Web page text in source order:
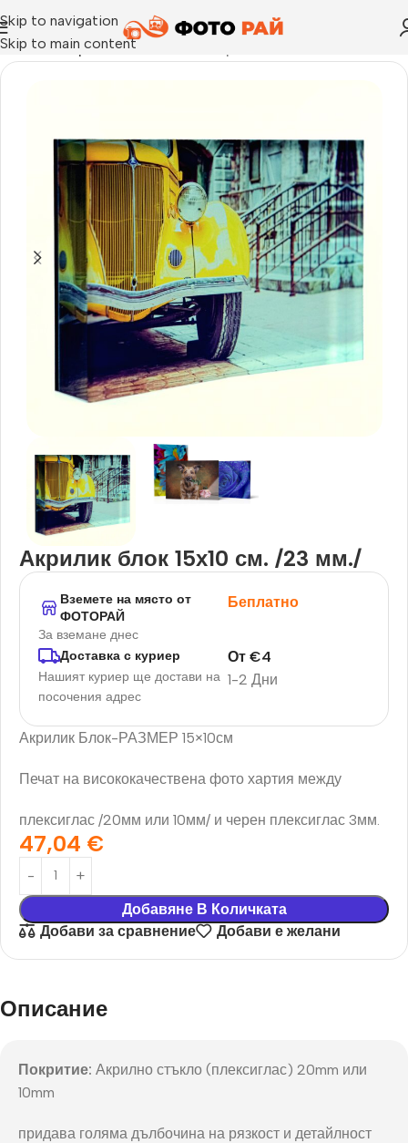
Skip to navigation
Skip to main content
Начало›Акрил блок и dibond
Акрилик блок 15х10 см. /23 мм./
Вземете на място от
ФОТОРАЙ
За вземане днес
Беплатно
Доставка с куриер
Нашият куриер ще достави на
посочения адрес
1-2 Дни
От€4
Акрилик Блок-РАЗМЕР 15×10см
Печат на висококачествена фото хартия между
плексиглас /20мм или 10мм/ и черен плексиглас 3мм.
47,04 €
Добавяне В Количката
Добави за сравнение
Добави е желани
Описание
Покритие: Акрилно стъкло (плексиглас) 20mm или
10mm
придава голяма дълбочина на рязкост и детайлност